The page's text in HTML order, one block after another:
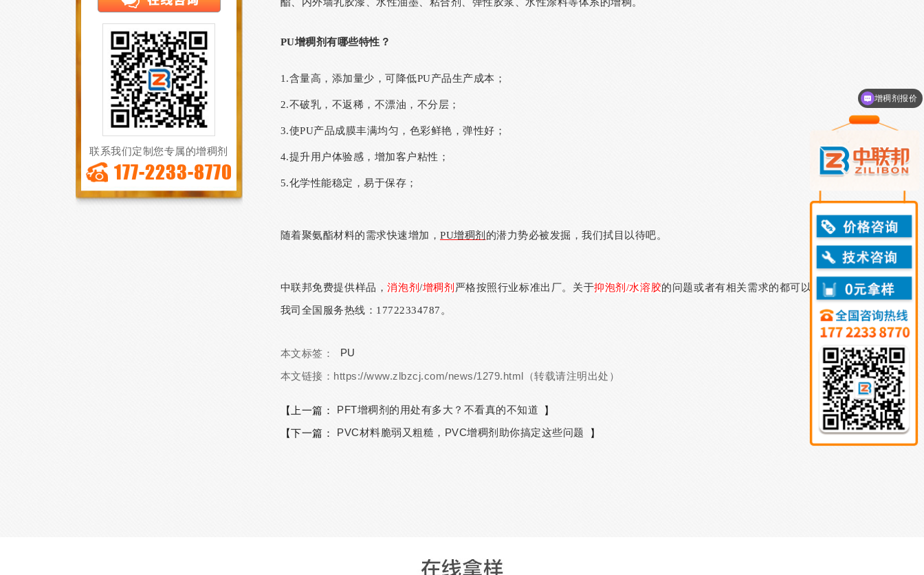
联系我们定制您专属的增稠剂
177-2233-8770
酯、内外墙乳胶漆、水性油墨、粘合剂、弹性胶浆、水性涂料等体系的增稠。
PU增稠剂有哪些特性？
1.含量高，添加量少，可降低PU产品生产成本；
2.不破乳，不返稀，不漂油，不分层；
3.使PU产品成膜丰满均匀，色彩鲜艳，弹性好；
4.提升用户体验感，增加客户粘性；
5.化学性能稳定，易于保存；
随着聚氨酯材料的需求快速增加， PU增稠剂 的潜力势必被发掘，我们拭目以待吧。
中联邦免费提供样品，消泡剂/增稠剂 严格按照行业标准出厂。关于抑泡剂/水溶胶的问题或者有相关需求的都可以拨打
我司全国服务热线：17722334787。
本文标签：
PU
本文链接： https://www.zlbzcj.com/news/1279.html（转载请注明出处）
【上一篇： PFT增稠剂的用处有多大？不看真的不知道
】
【下一篇：
PVC材料脆弱又粗糙，PVC增稠剂助你搞定这些问题 】
增稠剂产品说明